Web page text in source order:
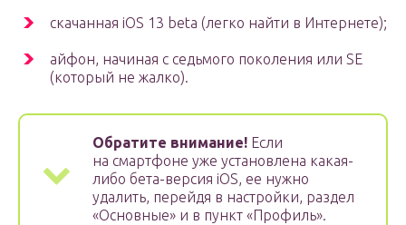
скачанная iOS 13 beta (легко найти в Интернете);
айфон, начиная с седьмого поколения или SE
(который не жалко).
Обратите внимание! Если
на смартфоне уже установлена какая-
либо бета-версия iOS, ее нужно
удалить, перейдя в настройки, раздел
«Основные» и в пункт «Профиль».